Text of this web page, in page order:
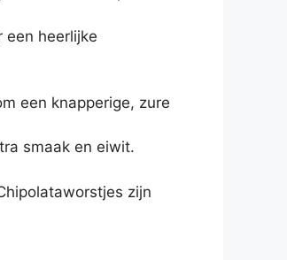
een heerlijke
een knapperige, zure
smaak en eiwit.
zijn